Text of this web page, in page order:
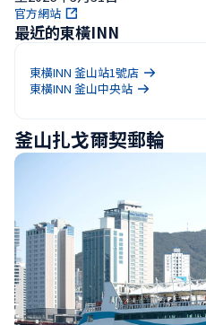
官方網站
最近的東橫INN
東橫INN 釜山站1號店
東橫INN 釜山中央站
釜山扎戈爾契郵輪